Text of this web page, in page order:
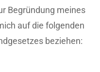
Begründung meines
auf die folgenden
beziehen: